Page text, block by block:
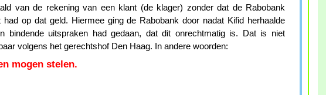
van de rekening van een klant (de klager) zonder dat de Rabobank
had op dat geld. Hiermee ging de Rabobank door nadat Kifid herhaalde
bindende uitspraken had gedaan, dat dit onrechtmatig is. Dat is niet
volgens het gerechtshof Den Haag. In andere woorden:
mogen stelen.